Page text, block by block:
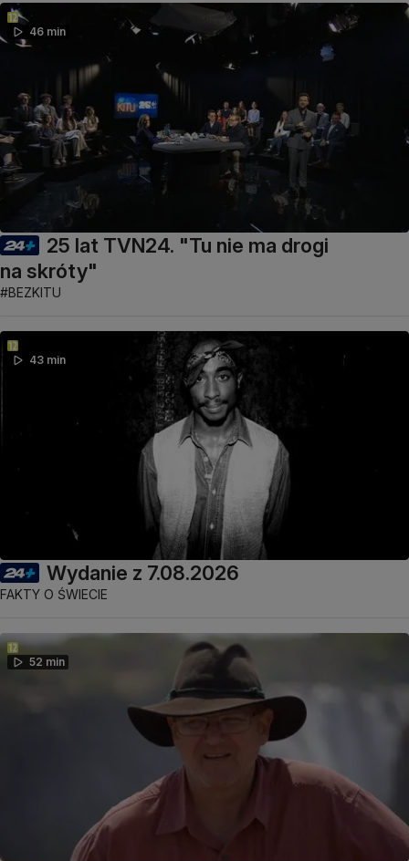
46 min
25 lat TVN24. "Tu nie ma drogi
na skróty"
#BEZKITU
43 min
Wydanie z 7.08.2026
FAKTY O ŚWIECIE
52 min